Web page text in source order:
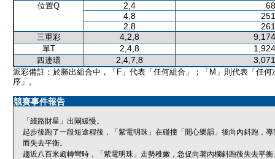
位置Q 2,4
4,8
2,8
三重彩 4,2,8
單T 2,4,8
四連環 2,4,7,8
派彩備註：於勝出組合中，「F」代表「任何組合」；「M」則代表「任何
序」。
競賽事件報告
「綫路財星」出閘緩慢。
起步後跑了一段短途程後，「紫電明珠」在碰撞「開心樂韻」後向內斜跑，
而失去平衡。
趨近八百米處轉彎時，「紫電明珠」走勢稚嫩，急促向著內欄斜跑後失去平